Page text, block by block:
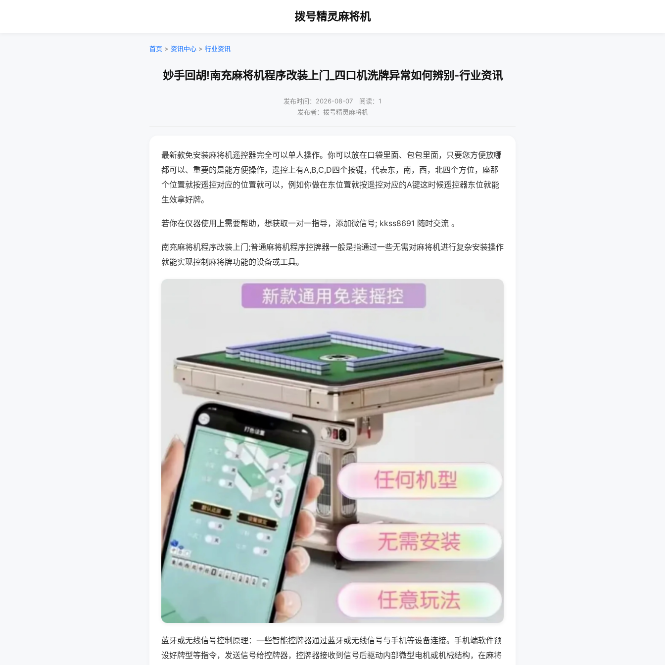
拨号精灵麻将机
首页 > 资讯中心 > 行业资讯
妙手回胡!南充麻将机程序改装上门_四口机洗牌异常如何辨别-行业资讯
发布时间：2026-08-07｜阅读：1
发布者：拨号精灵麻将机
最新款免安装麻将机遥控器完全可以单人操作。你可以放在口袋里面、包包里面，只要您方便放哪
都可以、重要的是能方便操作，遥控上有A,B,C,D四个按键，代表东，南，西，北四个方位，座那
个位置就按遥控对应的位置就可以，例如你做在东位置就按遥控对应的A键这时候遥控器东位就能
生效拿好牌。
若你在仪器使用上需要帮助，想获取一对一指导，添加微信号; kkss8691 随时交流 。
南充麻将机程序改装上门;普通麻将机程序控牌器一般是指通过一些无需对麻将机进行复杂安装操作
就能实现控制麻将牌功能的设备或工具。
蓝牙或无线信号控制原理：一些智能控牌器通过蓝牙或无线信号与手机等设备连接。手机端软件预
设好牌型等指令，发送信号给控牌器，控牌器接收到信号后驱动内部微型电机或机械结构，在麻将